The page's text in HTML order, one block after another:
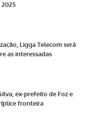
Ligga Telecom será
as interessadas
ex-prefeito de Foz e
fronteira